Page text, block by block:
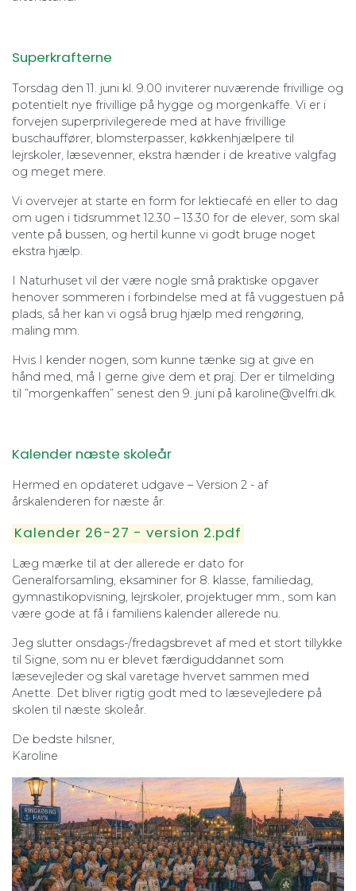
Superkrafterne
Torsdag den 11. juni kl. 9.00 inviterer nuværende frivillige og
potentielt nye frivillige på hygge og morgenkaffe. Vi er i
forvejen superprivilegerede med at have frivillige
buschauffører, blomsterpasser, køkkenhjælpere til
lejrskoler, læsevenner, ekstra hænder i de kreative valgfag
og meget mere.
Vi overvejer at starte en form for lektiecafé en eller to dag
om ugen i tidsrummet 12.30 – 13.30 for de elever, som skal
vente på bussen, og hertil kunne vi godt bruge noget
ekstra hjælp.
I Naturhuset vil der være nogle små praktiske opgaver
henover sommeren i forbindelse med at få vuggestuen på
plads, så her kan vi også brug hjælp med rengøring,
maling mm.
Hvis I kender nogen, som kunne tænke sig at give en
hånd med, må I gerne give dem et praj. Der er tilmelding
til ”morgenkaffen” senest den 9. juni på karoline@velfri.dk.
Kalender næste skoleår
Hermed en opdateret udgave – Version 2 - af
årskalenderen for næste år.
Kalender 26-27 - version 2.pdf
Læg mærke til at der allerede er dato for
Generalforsamling, eksaminer for 8. klasse, familiedag,
gymnastikopvisning, lejrskoler, projektuger mm., som kan
være gode at få i familiens kalender allerede nu.
Jeg slutter onsdags-/fredagsbrevet af med et stort tillykke
til Signe, som nu er blevet færdiguddannet som
læsevejleder og skal varetage hvervet sammen med
Anette. Det bliver rigtig godt med to læsevejledere på
skolen til næste skoleår.
De bedste hilsner,
Karoline